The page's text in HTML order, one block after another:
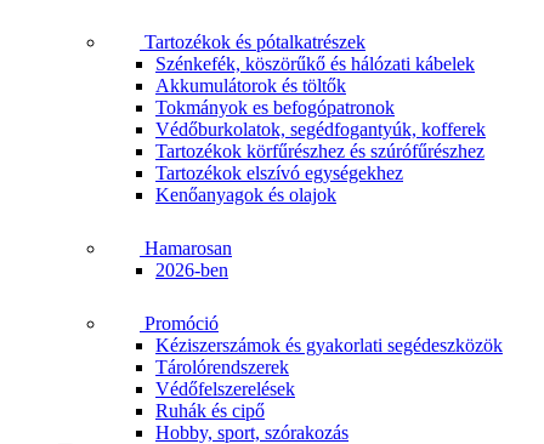
Tartozékok és pótalkatrészek
Szénkefék, köszörűkő és hálózati kábelek
Akkumulátorok és töltők
Tokmányok es befogópatronok
Védőburkolatok, segédfogantyúk, kofferek
Tartozékok körfűrészhez és szúrófűrészhez
Tartozékok elszívó egységekhez
Kenőanyagok és olajok
Hamarosan
2026-ben
Promóció
Kéziszerszámok és gyakorlati segédeszközök
Tárolórendszerek
Védőfelszerelések
Ruhák és cipő
Hobby, sport, szórakozás